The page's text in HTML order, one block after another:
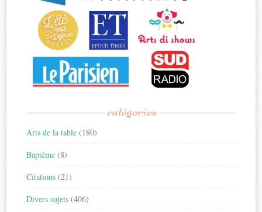
catégories
Arts de la table (180)
Baptême (8)
Citations (21)
Divers sujets (406)